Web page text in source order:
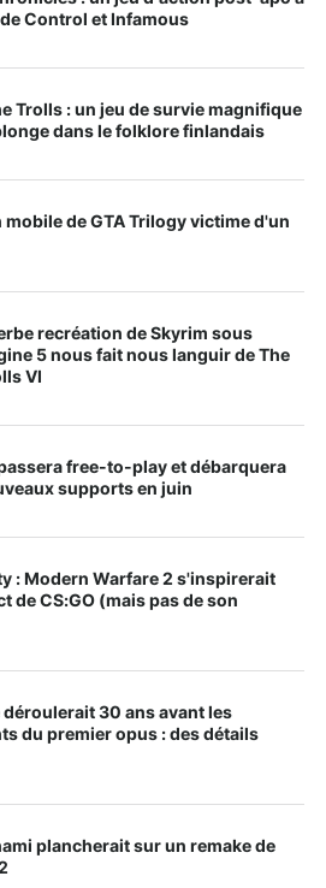
de Control et Infamous
Trolls : un jeu de survie magnifique
dans le folklore finlandais
mobile de GTA Trilogy victime d'un
recréation de Skyrim sous
5 nous fait nous languir de The
VI
free-to-play et débarquera
supports en juin
: Modern Warfare 2 s'inspirerait
de CS:GO (mais pas de son
déroulerait 30 ans avant les
du premier opus : des détails
plancherait sur un remake de